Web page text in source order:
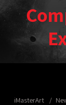
iMasterArt